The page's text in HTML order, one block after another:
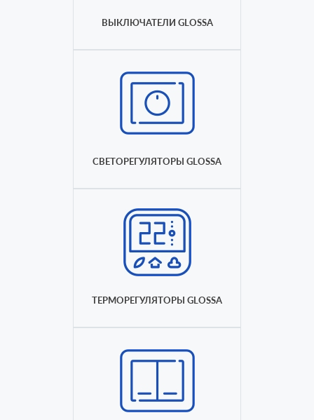
ВЫКЛЮЧАТЕЛИ GLOSSA
СВЕТОРЕГУЛЯТОРЫ GLOSSA
ТЕРМОРЕГУЛЯТОРЫ GLOSSA